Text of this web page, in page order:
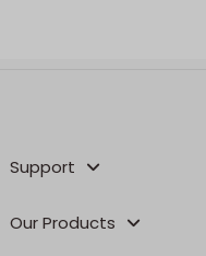
Support
Our Products